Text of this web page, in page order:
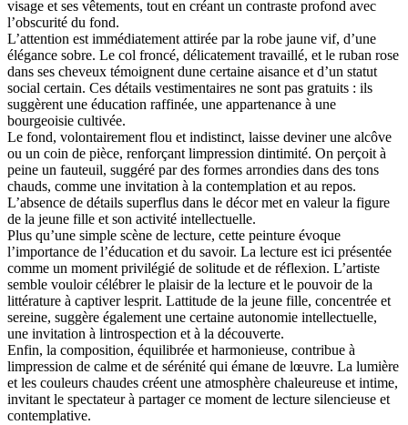
visage et ses vêtements, tout en créant un contraste profond avec
l’obscurité du fond.
L’attention est immédiatement attirée par la robe jaune vif, d’une
élégance sobre. Le col froncé, délicatement travaillé, et le ruban rose
dans ses cheveux témoignent dune certaine aisance et d’un statut
social certain. Ces détails vestimentaires ne sont pas gratuits : ils
suggèrent une éducation raffinée, une appartenance à une
bourgeoisie cultivée.
Le fond, volontairement flou et indistinct, laisse deviner une alcôve
ou un coin de pièce, renforçant limpression dintimité. On perçoit à
peine un fauteuil, suggéré par des formes arrondies dans des tons
chauds, comme une invitation à la contemplation et au repos.
L’absence de détails superflus dans le décor met en valeur la figure
de la jeune fille et son activité intellectuelle.
Plus qu’une simple scène de lecture, cette peinture évoque
l’importance de l’éducation et du savoir. La lecture est ici présentée
comme un moment privilégié de solitude et de réflexion. L’artiste
semble vouloir célébrer le plaisir de la lecture et le pouvoir de la
littérature à captiver lesprit. Lattitude de la jeune fille, concentrée et
sereine, suggère également une certaine autonomie intellectuelle,
une invitation à lintrospection et à la découverte.
Enfin, la composition, équilibrée et harmonieuse, contribue à
limpression de calme et de sérénité qui émane de lœuvre. La lumière
et les couleurs chaudes créent une atmosphère chaleureuse et intime,
invitant le spectateur à partager ce moment de lecture silencieuse et
contemplative.